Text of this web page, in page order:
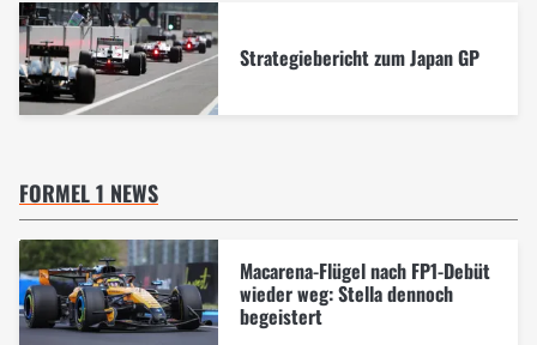
Strategiebericht zum Japan GP
FORMEL 1 NEWS
Macarena-Flügel nach FP1-Debüt
wieder weg: Stella dennoch
begeistert